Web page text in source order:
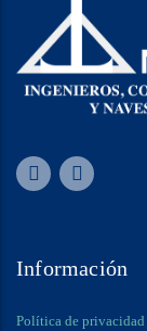
Información
Política de privacidad